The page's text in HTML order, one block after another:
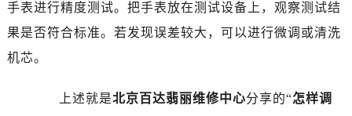
手表进行精度测试。把手表放在测试设备上，观察测试结
果是否符合标准。若发现误差较大，可以进行微调或清洗
机芯。
上述就是北京百达翡丽维修中心分享的“怎样调